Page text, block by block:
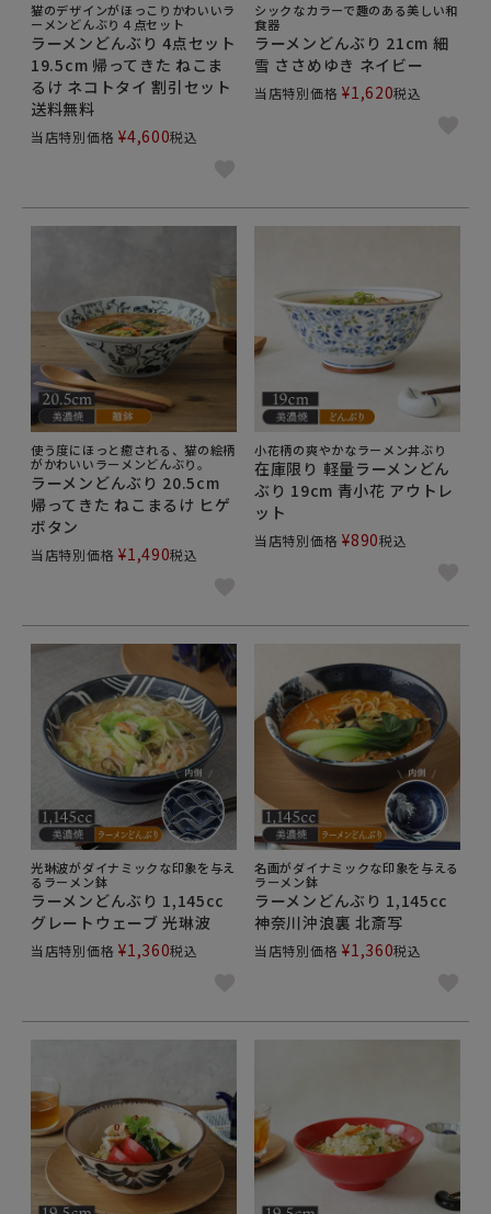
猫のデザインがほっこりかわいいラ
ーメンどんぶり４点セット
ラーメンどんぶり 4点セット
19.5cm 帰ってきた ねこま
るけ ネコトタイ 割引セット
送料無料
当店特別価格 ¥4,600税込
シックなカラーで趣のある美しい和
食器
ラーメンどんぶり 21cm 細
雪 ささめゆき ネイビー
当店特別価格 ¥1,620税込
使う度にほっと癒される、猫の絵柄
がかわいいラーメンどんぶり。
ラーメンどんぶり 20.5cm
帰ってきた ねこまるけ ヒゲ
ボタン
当店特別価格 ¥1,490税込
小花柄の爽やかなラーメン丼ぶり
在庫限り 軽量ラーメンどん
ぶり 19cm 青小花 アウトレ
ット
当店特別価格 ¥890税込
光琳波がダイナミックな印象を与え
るラーメン鉢
ラーメンどんぶり 1,145cc
グレートウェーブ 光琳波
当店特別価格 ¥1,360税込
名画がダイナミックな印象を与える
ラーメン鉢
ラーメンどんぶり 1,145cc
神奈川沖浪裏 北斎写
当店特別価格 ¥1,360税込